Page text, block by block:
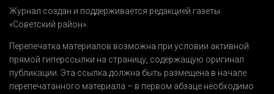
Журнал создан и поддерживается редакцией газеты
«Советский район».
Перепечатка материалов возможна при условии активной
прямой гиперссылки на страницу, содержащую оригинал
публикации. Эта ссылка должна быть размещена в начале
перепечатанного материала – в первом абзаце необходимо